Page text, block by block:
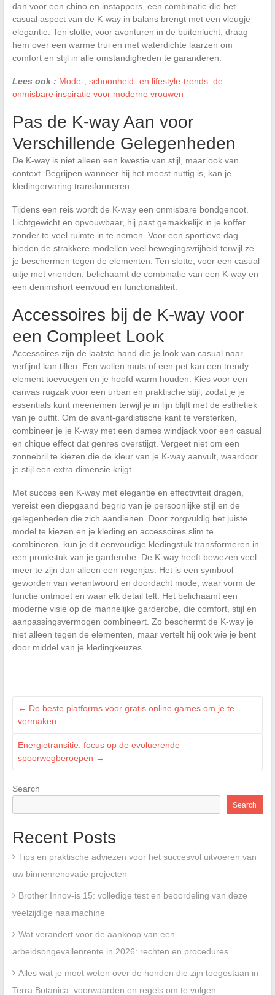
dan voor een chino en instappers, een combinatie die het
casual aspect van de K-way in balans brengt met een vleugje
elegantie. Ten slotte, voor avonturen in de buitenlucht, draag
hem over een warme trui en met waterdichte laarzen om
comfort en stijl in alle omstandigheden te garanderen.
Lees ook : Mode-, schoonheid- en lifestyle-trends: de
onmisbare inspiratie voor moderne vrouwen
Pas de K-way Aan voor
Verschillende Gelegenheden
De K-way is niet alleen een kwestie van stijl, maar ook van
context. Begrijpen wanneer hij het meest nuttig is, kan je
kledingervaring transformeren.
Tijdens een reis wordt de K-way een onmisbare bondgenoot.
Lichtgewicht en opvouwbaar, hij past gemakkelijk in je koffer
zonder te veel ruimte in te nemen. Voor een sportieve dag
bieden de strakkere modellen veel bewegingsvrijheid terwijl ze
je beschermen tegen de elementen. Ten slotte, voor een casual
uitje met vrienden, belichaamt de combinatie van een K-way en
een denimshort eenvoud en functionaliteit.
Accessoires bij de K-way voor
een Compleet Look
Accessoires zijn de laatste hand die je look van casual naar
verfijnd kan tillen. Een wollen muts of een pet kan een trendy
element toevoegen en je hoofd warm houden. Kies voor een
canvas rugzak voor een urban en praktische stijl, zodat je je
essentials kunt meenemen terwijl je in lijn blijft met de esthetiek
van je outfit. Om de avant-gardistische kant te versterken,
combineer je je K-way met een dames windjack voor een casual
en chique effect dat genres overstijgt. Vergeet niet om een
zonnebril te kiezen die de kleur van je K-way aanvult, waardoor
je stijl een extra dimensie krijgt.
Met succes een K-way met elegantie en effectiviteit dragen,
vereist een diepgaand begrip van je persoonlijke stijl en de
gelegenheden die zich aandienen. Door zorgvuldig het juiste
model te kiezen en je kleding en accessoires slim te
combineren, kun je dit eenvoudige kledingstuk transformeren in
een pronkstuk van je garderobe. De K-way heeft bewezen veel
meer te zijn dan alleen een regenjas. Het is een symbool
geworden van verantwoord en doordacht mode, waar vorm de
functie ontmoet en waar elk detail telt. Het belichaamt een
moderne visie op de mannelijke garderobe, die comfort, stijl en
aanpassingsvermogen combineert. Zo beschermt de K-way je
niet alleen tegen de elementen, maar vertelt hij ook wie je bent
door middel van je kledingkeuzes.
← De beste platforms voor gratis online games om je te
vermaken
Energietransitie: focus op de evoluerende
spoorwegberoepen →
Search
Search
Recent Posts
Tips en praktische adviezen voor het succesvol uitvoeren van
uw binnenrenovatie projecten
Brother Innov-is 15: volledige test en beoordeling van deze
veelzijdige naaimachine
Wat verandert voor de aankoop van een
arbeidsongevallenrente in 2026: rechten en procedures
Alles wat je moet weten over de honden die zijn toegestaan in
Terra Botanica: voorwaarden en regels om te volgen